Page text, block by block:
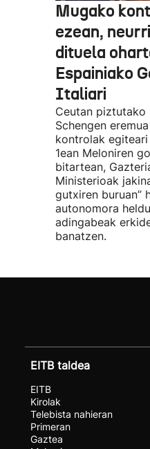
Mugako
ezean,
dituela
Espainiako
Italiari
Ceutan piztutako
Schengen
kontrolak
1ean Meloniren
bitartean,
Ministerioak
gutxiren buruan”
autonomora
adingabeak
banatzen.
EITB taldea
EITB
Kirolak
Telebista nahieran
Primeran
Gaztea